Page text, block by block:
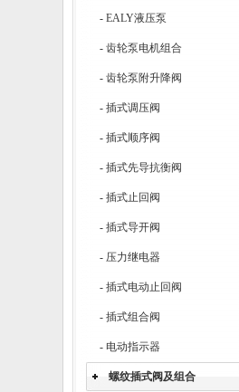
- EALY液压泵
- 齿轮泵电机组合
- 齿轮泵附升降阀
- 插式调压阀
- 插式顺序阀
- 插式先导抗衡阀
- 插式止回阀
- 插式导开阀
- 压力继电器
- 插式电动止回阀
- 插式组合阀
- 电动指示器
螺纹插式阀及组合